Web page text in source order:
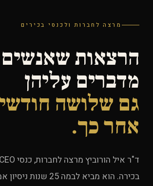
מרצה לחברות ולכנסי בכירים
הרצאות שאנשים
מדברים עליהן
גם שלושה
אחר כך.
בכירה. הוא מביא לבמה 25